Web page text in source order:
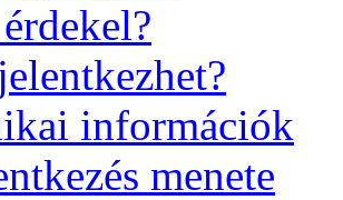
információk
menete